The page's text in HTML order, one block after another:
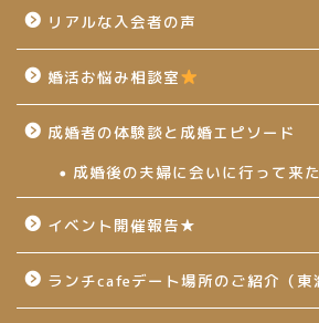
リアルな入会者の声
婚活お悩み相談室
成婚者の体験談と成婚エピソード
成婚後の夫婦に会いに行って来た
イベント開催報告★
ランチcafeデート場所のご紹介（東